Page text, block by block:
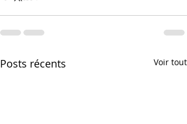
Posts récents Voir tout